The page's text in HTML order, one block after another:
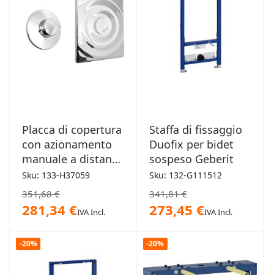
Placca di copertura
con azionamento
manuale a distanza
Grohe
Sku: 133-H37059
351,68 €
281,34 €IVA Incl.
Staffa di fissaggio
Duofix per bidet
sospeso Geberit
Sku: 132-G111512
341,81 €
273,45 €IVA Incl.
-20% -20%